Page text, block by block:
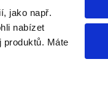
jako např.
nabízet
produktů. Máte